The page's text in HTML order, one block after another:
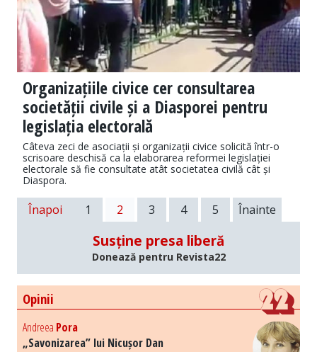
Organizațiile civice cer consultarea
societății civile și a Diasporei pentru
legislația electorală
Câteva zeci de asociații și organizații civice solicită într-o
scrisoare deschisă ca la elaborarea reformei legislației
electorale să fie consultate atât societatea civilă cât și
Diaspora.
Înapoi 1 2 3 4 5 Înainte
Susține presa liberă
Donează pentru Revista22
Opinii
Andreea Pora
„Savonizarea” lui Nicușor Dan